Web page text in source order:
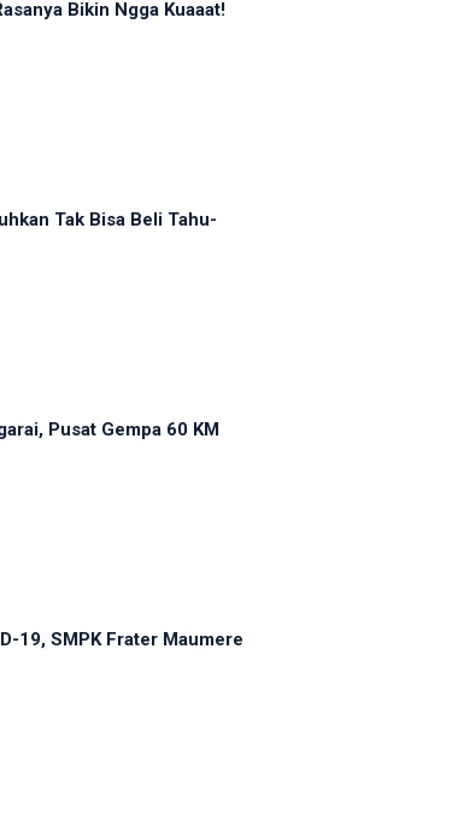
Bikin Ngga Kuaaat!
Tak Bisa Beli Tahu-
Pusat Gempa 60 KM
19, SMPK Frater Maumere